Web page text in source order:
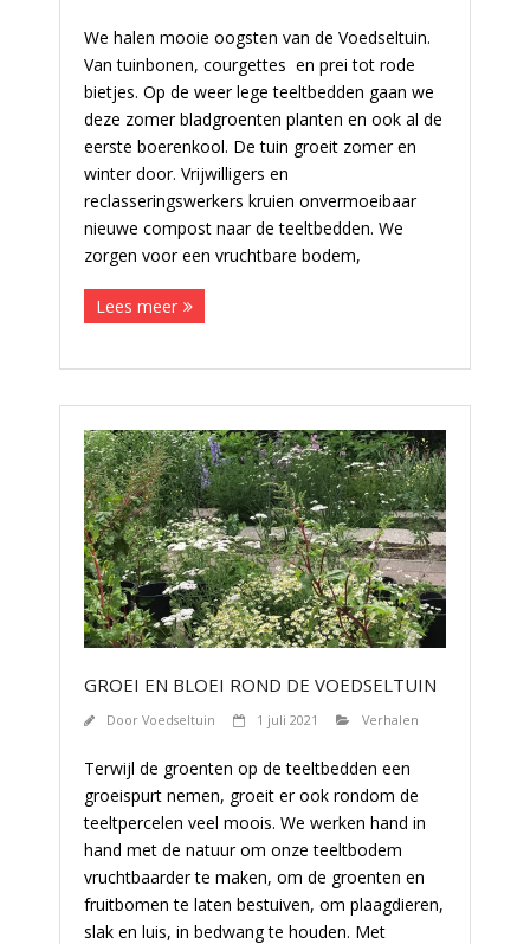
We halen mooie oogsten van de Voedseltuin.
Van tuinbonen, courgettes en prei tot rode
bietjes. Op de weer lege teeltbedden gaan we
deze zomer bladgroenten planten en ook al de
eerste boerenkool. De tuin groeit zomer en
winter door. Vrijwilligers en
reclasseringswerkers kruien onvermoeibaar
nieuwe compost naar de teeltbedden. We
zorgen voor een vruchtbare bodem,
Lees meer
GROEI EN BLOEI ROND DE VOEDSELTUIN
Door Voedseltuin 1 juli 2021 Verhalen
Terwijl de groenten op de teeltbedden een
groeispurt nemen, groeit er ook rondom de
teeltpercelen veel moois. We werken hand in
hand met de natuur om onze teeltbodem
vruchtbaarder te maken, om de groenten en
fruitbomen te laten bestuiven, om plaagdieren,
slak en luis, in bedwang te houden. Met